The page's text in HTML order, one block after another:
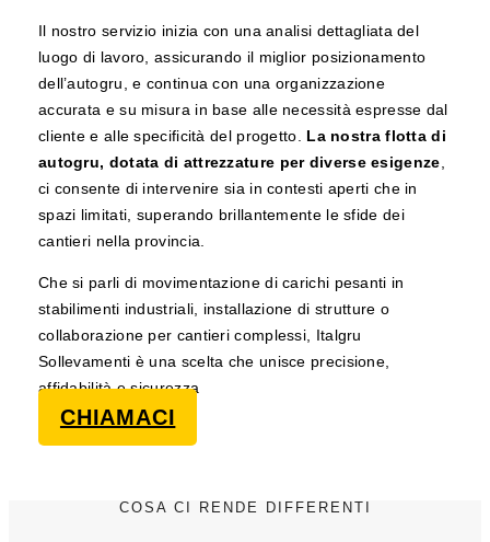
Il nostro servizio inizia con una analisi dettagliata del
luogo di lavoro, assicurando il miglior posizionamento
dell’autogru, e continua con una organizzazione
accurata e su misura in base alle necessità espresse dal
cliente e alle specificità del progetto. La nostra flotta di
autogru, dotata di attrezzature per diverse esigenze,
ci consente di intervenire sia in contesti aperti che in
spazi limitati, superando brillantemente le sfide dei
cantieri nella provincia.
Che si parli di movimentazione di carichi pesanti in
stabilimenti industriali, installazione di strutture o
collaborazione per cantieri complessi, Italgru
Sollevamenti è una scelta che unisce precisione,
affidabilità e sicurezza
CHIAMACI
COSA CI RENDE DIFFERENTI